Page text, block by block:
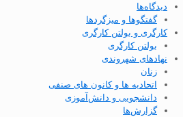
دیدگاه‌ها
گفتگوها و میزگردها
کارگری و بولتن کارگری
بولتن کارگری
نهادهای شهروندی
زنان
اتحادیه ها و کانون های صنفی
دانشجویی و دانش‌آموزی
گزارش‌ها